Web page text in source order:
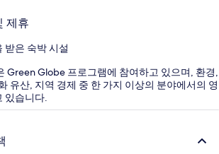
제휴
받은 숙박 시설
Green Globe 프로그램에 참여하고 있으며, 환경,
유산, 지역 경제 중 한 가지 이상의 분야에서의 영
있습니다.